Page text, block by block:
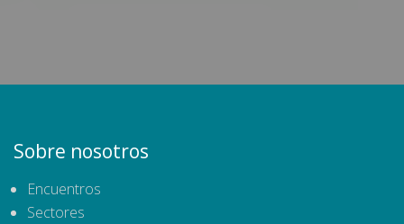
Sobre nosotros
Encuentros
Sectores